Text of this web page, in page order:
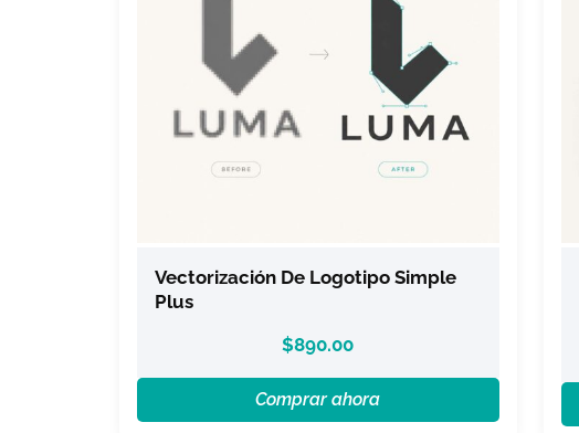
Vectorización De Logotipo Simple
Plus
$890.00
Comprar ahora